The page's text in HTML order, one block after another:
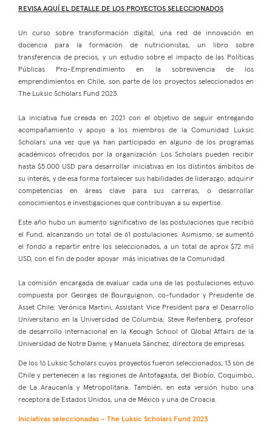
REVISA AQUÍ EL DETALLE DE LOS PROYECTOS SELECCIONADOS
Un curso sobre transformación digital, una red de innovación en
docencia para la formación de nutricionistas, un libro sobre
transferencia de precios, y un estudio sobre el impacto de las Políticas
Públicas Pro-Emprendimiento en la sobrevivencia de los
emprendimientos en Chile, son parte de los proyectos seleccionados en
The Luksic Scholars Fund 2023.
La iniciativa fue creada en 2021 con el objetivo de seguir entregando
acompañamiento y apoyo a los miembros de la Comunidad Luksic
Scholars una vez que ya han participado en alguno de los programas
académicos ofrecidos por la organización. Los Scholars pueden recibir
hasta $5.000 USD para desarrollar iniciativas en los distintos ámbitos de
su interés, y de esa forma fortalecer sus habilidades de liderazgo, adquirir
competencias en áreas clave para sus carreras, o desarrollar
conocimientos e investigaciones que contribuyan a su expertise.
Este año hubo un aumento significativo de las postulaciones que recibió
el Fund, alcanzando un total de 61 postulaciones. Asimismo, se aumentó
el fondo a repartir entre los seleccionados, a un total de aprox $72 mil
USD, con el fin de poder apoyar más iniciativas de la Comunidad.
La comisión encargada de evaluar cada una de las postulaciones estuvo
compuesta por Georges de Bourguignon, co-fundador y Presidente de
Asset Chile; Verónica Martini, Assistant Vice President para el Desarrollo
Universitario en la Universidad de Columbia; Steve Reifenberg, profesor
de desarrollo internacional en la Keough School of Global Affairs de la
Universidad de Notre Dame; y Manuela Sánchez, directora de empresas.
De los 16 Luksic Scholars cuyos proyectos fueron seleccionados, 13 son de
Chile y pertenecen a las regiones de Antofagasta, del Biobío, Coquimbo,
de La Araucanía y Metropolitana. También, en esta versión hubo una
receptora de Estados Unidos, una de México y una de Croacia.
Iniciativas seleccionadas – The Luksic Scholars Fund 2023